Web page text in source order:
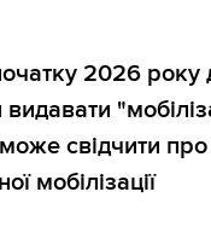
2026 року
свідчити про
мобілізації